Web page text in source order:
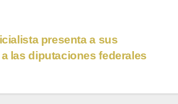
presenta a sus
las diputaciones federales